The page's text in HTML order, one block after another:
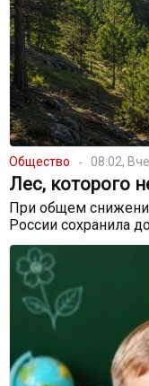
Общество 08:02,
Лес, которого
При общем
России сохранила